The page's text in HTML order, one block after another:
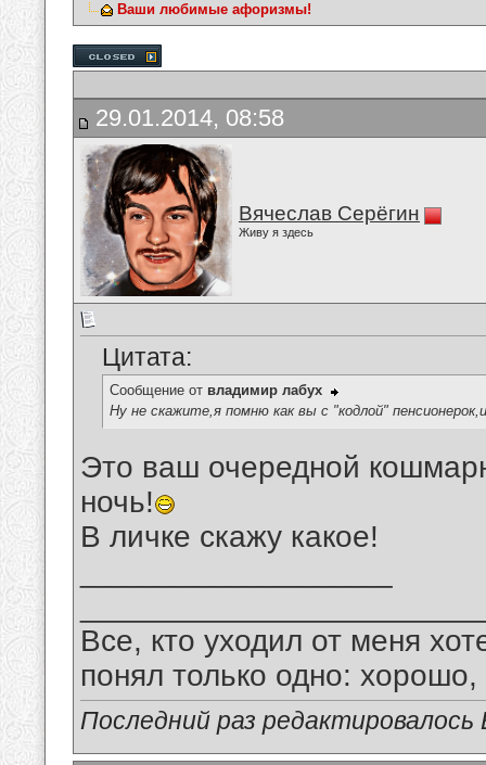
Ваши любимые афоризмы!
29.01.2014, 08:58
Вячеслав Серёгин
Живу я здесь
Цитата:
Сообщение от владимир лабух
Ну не скажите,я помню как вы с "кодлой"
Это ваш очередной
ночь!
В личке скажу какое!
Все, кто уходил от меня
понял только одно:
Последний раз